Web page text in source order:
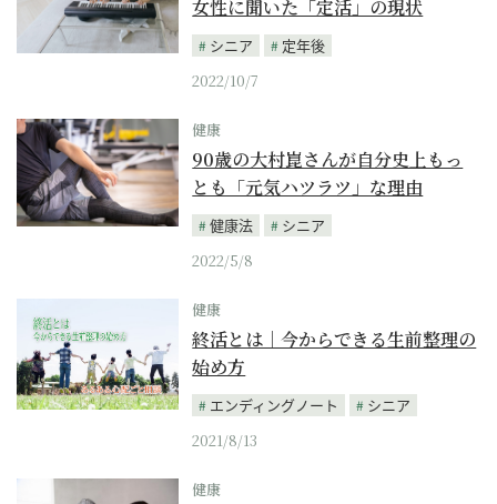
女性に聞いた「定活」の現状
シニア
定年後
2022/10/7
健康
90歳の大村崑さんが自分史上もっ
とも「元気ハツラツ」な理由
健康法
シニア
2022/5/8
健康
終活とは｜今からできる生前整理の
始め方
エンディングノート
シニア
2021/8/13
健康